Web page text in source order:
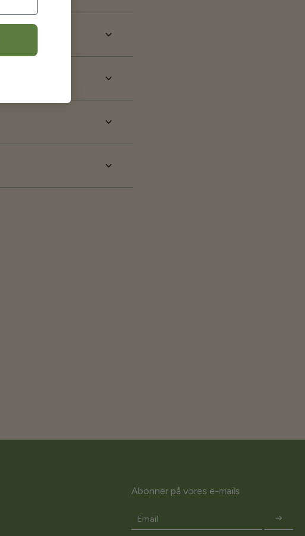
Abonner på vores e-mails
Email